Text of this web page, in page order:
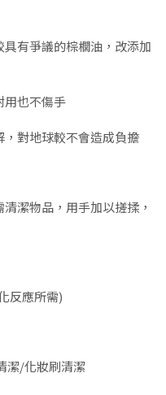
有爭議的棕櫚油，改添加
用也不傷手
對地球較不會造成負擔
潔物品，用手加以搓揉，
反應所需)
潔/化妝刷清潔